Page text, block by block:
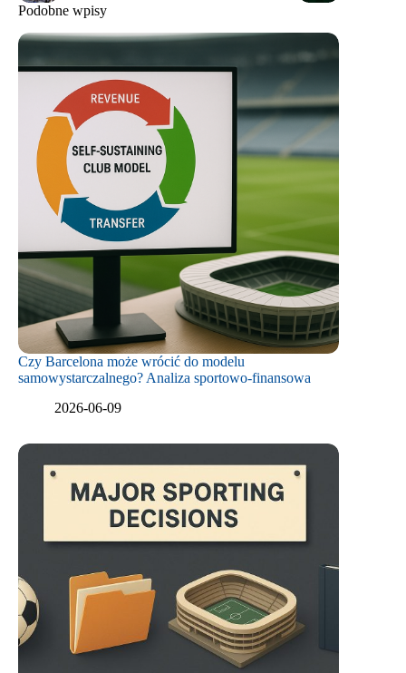
Podobne wpisy
Czy Barcelona może wrócić do modelu
samowystarczalnego? Analiza sportowo-finansowa
2026-06-09